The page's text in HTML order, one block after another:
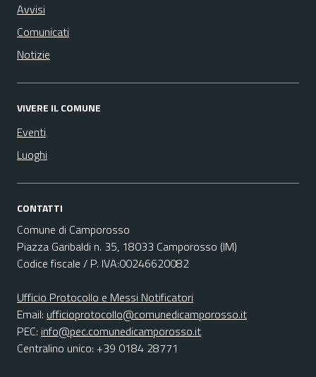
Avvisi
Comunicati
Notizie
VIVERE IL COMUNE
Eventi
Luoghi
CONTATTI
Comune di Camporosso
Piazza Garibaldi n. 35, 18033 Camporosso (IM)
Codice fiscale / P. IVA:00246620082
Ufficio Protocollo e Messi Notificatori
Email: ufficioprotocollo@comunedicamporosso.it
PEC: info@pec.comunedicamporosso.it
Centralino unico: +39 0184 28771